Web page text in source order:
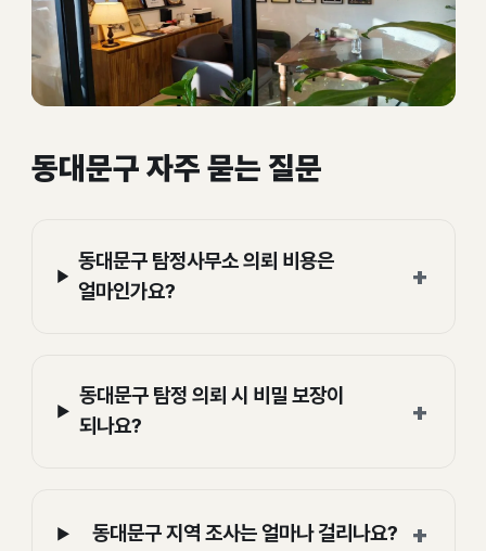
동대문구 자주 묻는 질문
동대문구 탐정사무소 의뢰 비용은
얼마인가요?
+
동대문구 탐정 의뢰 시 비밀 보장이
되나요?
+
동대문구 지역 조사는 얼마나 걸리나요? +